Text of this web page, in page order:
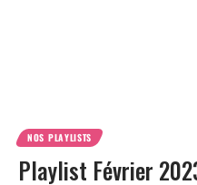
NOS PLAYLISTS
Playlist Février